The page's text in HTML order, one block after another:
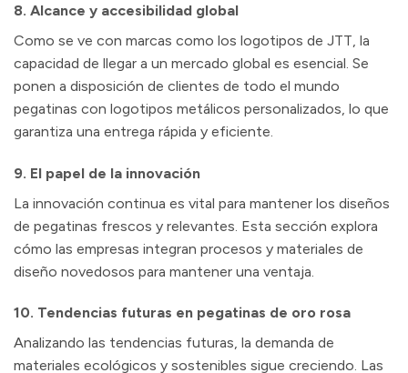
8. Alcance y accesibilidad global
Como se ve con marcas como los logotipos de JTT, la
capacidad de llegar a un mercado global es esencial. Se
ponen a disposición de clientes de todo el mundo
pegatinas con logotipos metálicos personalizados, lo que
garantiza una entrega rápida y eficiente.
9. El papel de la innovación
La innovación continua es vital para mantener los diseños
de pegatinas frescos y relevantes. Esta sección explora
cómo las empresas integran procesos y materiales de
diseño novedosos para mantener una ventaja.
10. Tendencias futuras en pegatinas de oro rosa
Analizando las tendencias futuras, la demanda de
materiales ecológicos y sostenibles sigue creciendo. Las